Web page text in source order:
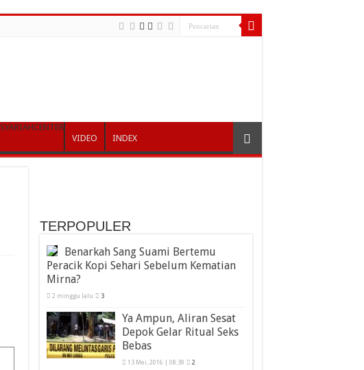
SYARIAHCENTER
VIDEO
INDEX
TERPOPULER
Benarkah Sang Suami Bertemu
Peracik Kopi Sehari Sebelum Kematian
Mirna?
2 minggu lalu 3
Ya Ampun, Aliran Sesat
Depok Gelar Ritual Seks
Bebas
13 Mei, 2016 | 08:39 2